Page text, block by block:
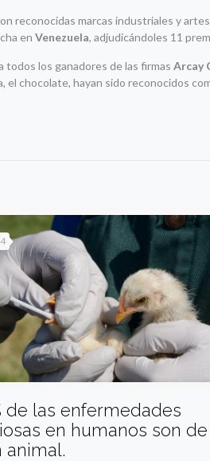
marcas industriales y
enVenezuela, adjudicándoles 11
todos los ganadores de las firmasArcay
chocolate, hayan sido reconocidos
de las enfermedades
en humanos son de
animal.